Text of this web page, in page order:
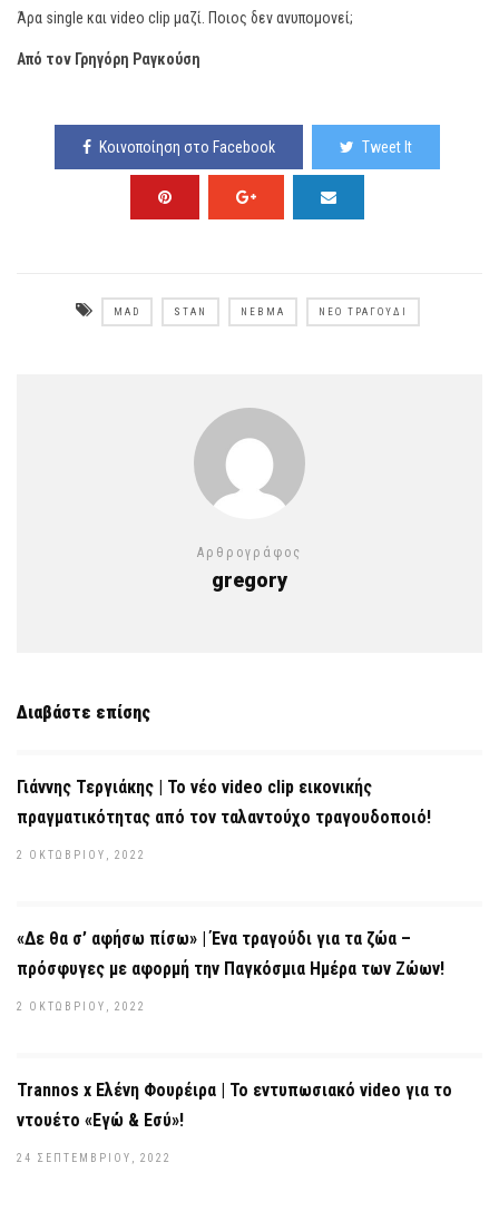
Άρα single και video clip μαζί. Ποιος δεν ανυπομονεί;
Από τον Γρηγόρη Ραγκούση
Κοινοποίηση στο Facebook Tweet It
MAD STAN ΝΕΒΜΑ ΝΈΟ ΤΡΑΓΟΎΔΙ
Αρθρογράφος
gregory
Διαβάστε επίσης
Γιάννης Τεργιάκης | Το νέο video clip εικονικής
πραγματικότητας από τον ταλαντούχο τραγουδοποιό!
2 ΟΚΤΩΒΡΊΟΥ, 2022
«Δε θα σ’ αφήσω πίσω» | Ένα τραγούδι για τα ζώα –
πρόσφυγες με αφορμή την Παγκόσμια Ημέρα των Ζώων!
2 ΟΚΤΩΒΡΊΟΥ, 2022
Trannos x Ελένη Φουρέιρα | Το εντυπωσιακό video για το
ντουέτο «Εγώ & Εσύ»!
24 ΣΕΠΤΕΜΒΡΊΟΥ, 2022